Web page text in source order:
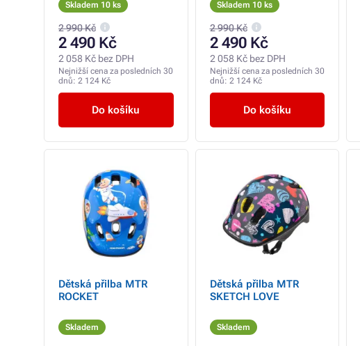
Skladem 10 ks
2 990 Kč
2 490 Kč
2 058 Kč bez DPH
Nejnižší cena za posledních 30
dnů: 2 124 Kč
Do košíku
Skladem 10 ks
2 990 Kč
2 490 Kč
2 058 Kč bez DPH
Nejnižší cena za posledních 30
dnů: 2 124 Kč
Do košíku
Dětská přilba MTR
ROCKET
Skladem
Dětská přilba MTR
SKETCH LOVE
Skladem